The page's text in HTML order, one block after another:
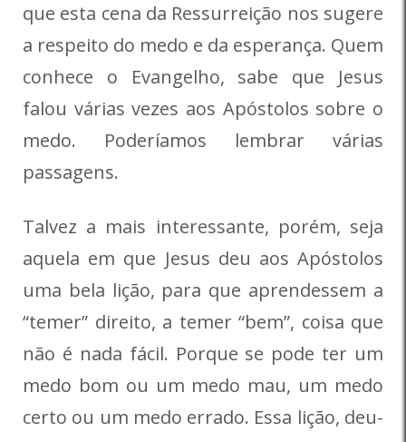
que esta cena da Ressurreição nos sugere
a respeito do medo e da esperança. Quem
conhece o Evangelho, sabe que Jesus
falou várias vezes aos Apóstolos sobre o
medo. Poderíamos lembrar várias
passagens.
Talvez a mais interessante, porém, seja
aquela em que Jesus deu aos Apóstolos
uma bela lição, para que aprendessem a
“temer” direito, a temer “bem”, coisa que
não é nada fácil. Porque se pode ter um
medo bom ou um medo mau, um medo
certo ou um medo errado. Essa lição, deu-